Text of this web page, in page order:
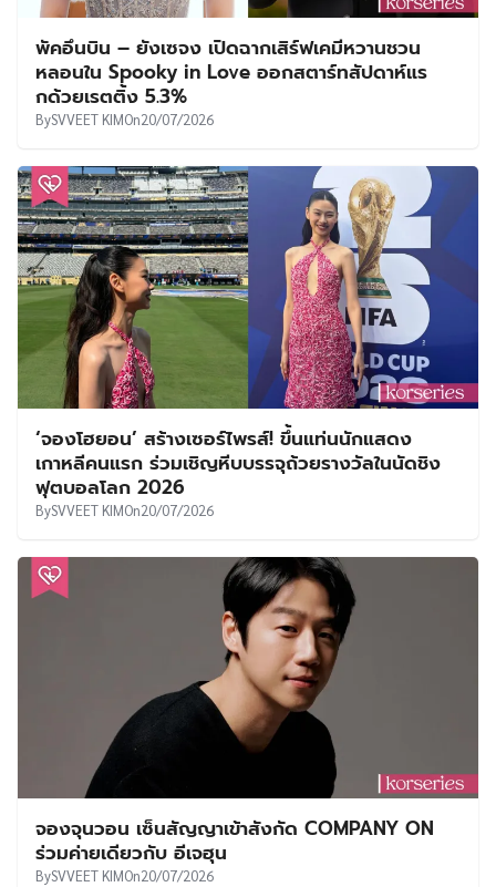
พัคอึนบิน – ยังเซจง เปิดฉากเสิร์ฟเคมีหวานชวน
หลอนใน Spooky in Love ออกสตาร์ทสัปดาห์แร
กด้วยเรตติ้ง 5.3%
BySVVEET KIMOn20/07/2026
‘จองโฮยอน’ สร้างเซอร์ไพรส์! ขึ้นแท่นนักแสดง
เกาหลีคนแรก ร่วมเชิญหีบบรรจุถ้วยรางวัลในนัดชิง
ฟุตบอลโลก 2026
BySVVEET KIMOn20/07/2026
จองจุนวอน เซ็นสัญญาเข้าสังกัด COMPANY ON
ร่วมค่ายเดียวกับ อีเจฮุน
BySVVEET KIMOn20/07/2026